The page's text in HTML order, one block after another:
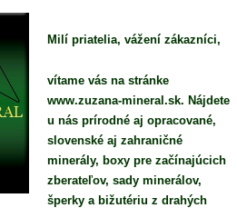
Milí priatelia, vážení zákazníci,
vítame vás na stránke
www.zuzana-mineral.sk. Nájdete
u nás prírodné aj opracované,
slovenské aj zahraničné
minerály, boxy pre začínajúcich
zberateľov, sady minerálov,
šperky a bižutériu z drahých